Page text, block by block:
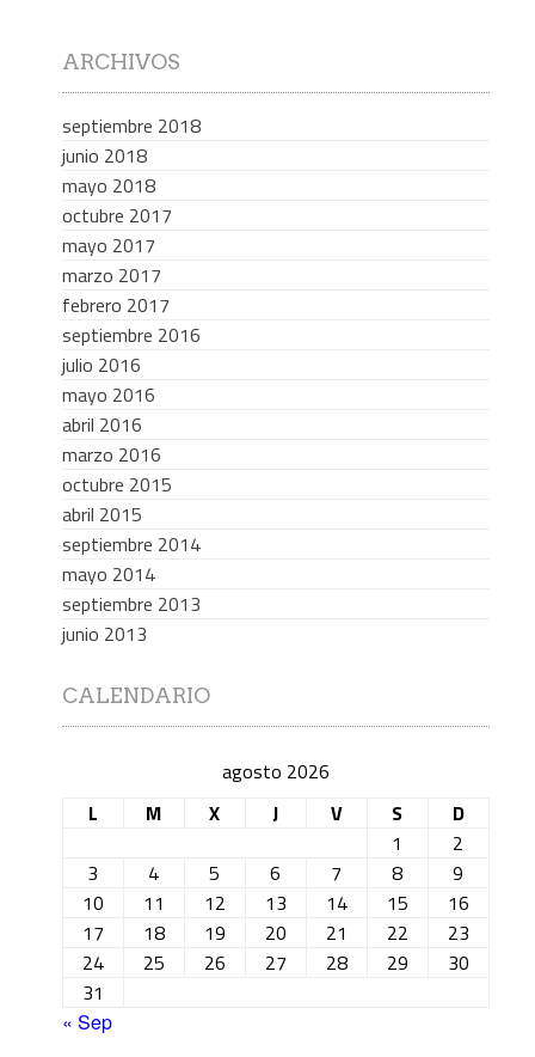
ARCHIVOS
septiembre 2018
junio 2018
mayo 2018
octubre 2017
mayo 2017
marzo 2017
febrero 2017
septiembre 2016
julio 2016
mayo 2016
abril 2016
marzo 2016
octubre 2015
abril 2015
septiembre 2014
mayo 2014
septiembre 2013
junio 2013
CALENDARIO
agosto 2026
L
M X J V S
D
1
2
3
4 5 6 7 8
9
10
11 12 13 14 15
16
17
18 19 20 21 22
23
24
25 26 27 28 29
30
31
« Sep